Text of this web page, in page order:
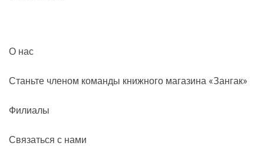
О нас
Станьте членом команды книжного магазина «Зангак»
Филиалы
Связаться с нами